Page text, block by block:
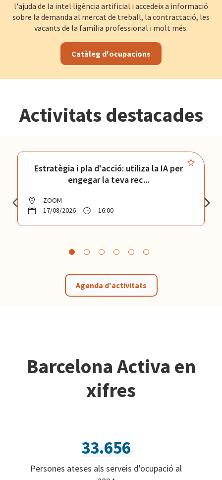
l'ajuda de la intel·ligència artificial i accedeix a informació
sobre la demanda al mercat de treball, la contractació, les
vacants de la família professional i molt més.
Catàleg d'ocupacions
Activitats destacades
Estratègia i pla d'acció: utiliza la IA per
engegar la teva rec...
ZOOM
17/08/2026
16:00
Agenda d'activitats
Barcelona Activa en
xifres
33.656
Persones ateses als serveis d'ocupació al